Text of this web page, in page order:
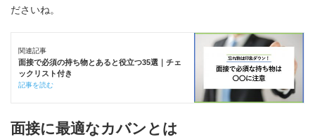
ださいね。
関連記事
面接で必須の持ち物とあると役立つ35選｜チェ
ックリスト付き
記事を読む
面接に最適なカバンとは